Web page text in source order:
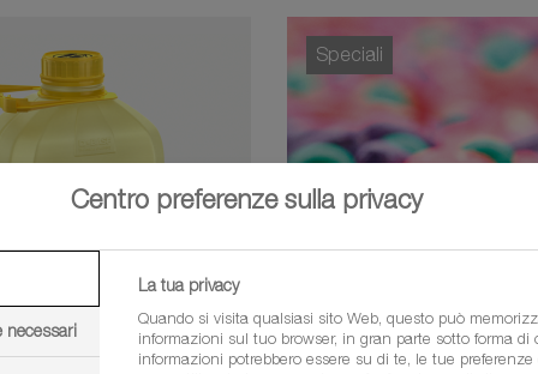
Speciali
Centro preferenze sulla privacy
necessari
La tua privacy
Quando si visita qualsiasi sito Web, questo può
informazioni sul tuo browser, in gran parte sotto forma di
informazioni potrebbero essere su di te, le tue